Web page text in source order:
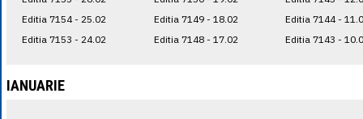
Editia 7154 - 25.02
Editia 7153 - 24.02
Editia 7149 - 18.02
Editia 7148 - 17.02
Editia 7144 -
Editia 7143 -
IANUARIE